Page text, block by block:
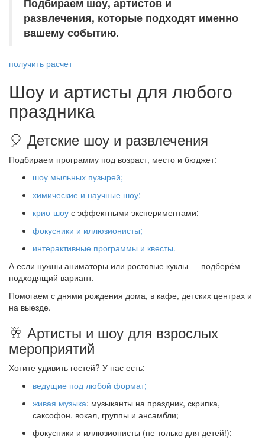
развлечения, которые подходят именно
вашему событию.
получить расчет
Шоу и артисты для любого
праздника
🎈 Детские шоу и развлечения
Подбираем программу под возраст, место и бюджет:
шоу мыльных пузырей;
химические и научные шоу;
крио-шоу с эффектными экспериментами;
фокусники и иллюзионисты;
интерактивные программы и квесты.
А если нужны аниматоры или ростовые куклы — подберём
подходящий вариант.
Помогаем с днями рождения дома, в кафе, детских центрах и
на выезде.
🥂 Артисты и шоу для взрослых
мероприятий
Хотите удивить гостей? У нас есть:
ведущие под любой формат;
живая музыка: музыканты на праздник, скрипка,
саксофон, вокал, группы и ансамбли;
фокусники и иллюзионисты (не только для детей!);